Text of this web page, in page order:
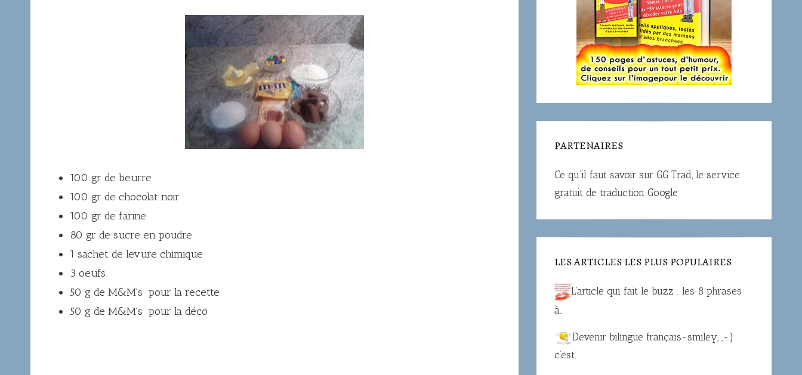
100 gr de beurre
100 gr de chocolat noir
100 gr de farine
80 gr de sucre en poudre
1 sachet de levure chimique
3 oeufs
50 g de M&M’s pour la recette
50 g de M&M’s pour la déco
PARTENAIRES
Ce qu’il faut savoir sur GG Trad, le service
gratuit de traduction Google
LES ARTICLES LES PLUS POPULAIRES
L’article qui fait le buzz : les 8 phrases
à…
Devenir bilingue français-smiley, ;-)
c’est…